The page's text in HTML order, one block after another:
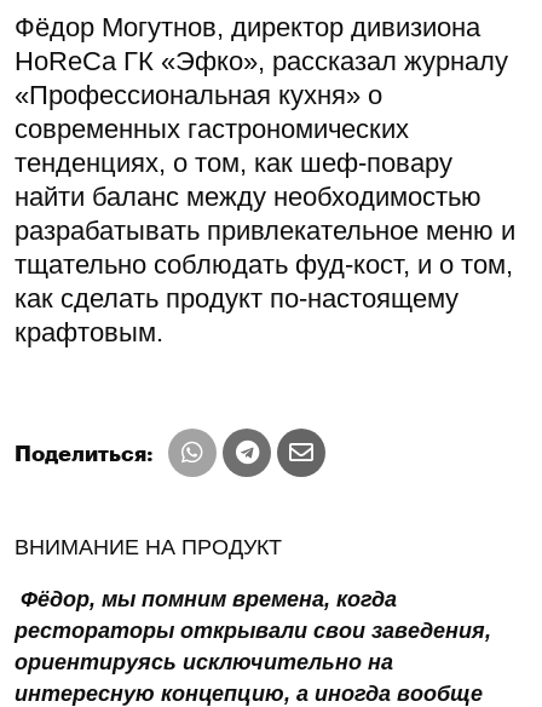
Фёдор Могутнов, директор дивизиона
HoReCa ГК «Эфко», рассказал журналу
«Профессиональная кухня» о
современных гастрономических
тенденциях, о том, как шеф-повару
найти баланс между необходимостью
разрабатывать привлекательное меню и
тщательно соблюдать фуд-кост, и о том,
как сделать продукт по-настоящему
крафтовым.
Поделиться:
ВНИМАНИЕ НА ПРОДУКТ
Фёдор, мы помним времена, когда
рестораторы открывали свои заведения,
ориентируясь исключительно на
интересную концепцию, а иногда вообще